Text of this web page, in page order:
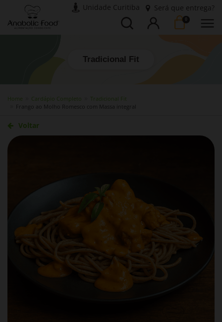
Unidade Curitiba
Será que entrega?
Busca
Entrar 0
Tradicional Fit
Home Cardápio Completo
Tradicional Fit
Frango ao Molho Romesco com Massa integral
Voltar